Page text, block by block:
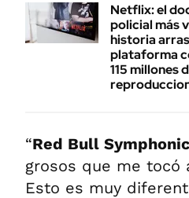
Netflix: el
policial más
historia
plataforma
115 millones
“Red Bull Symphonic
grosos que me tocó
Esto es muy